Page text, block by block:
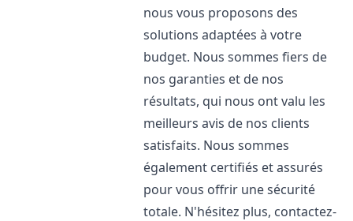
nous vous proposons des
solutions adaptées à votre
budget. Nous sommes fiers de
nos garanties et de nos
résultats, qui nous ont valu les
meilleurs avis de nos clients
satisfaits. Nous sommes
également certifiés et assurés
pour vous offrir une sécurité
totale. N'hésitez plus, contactez-